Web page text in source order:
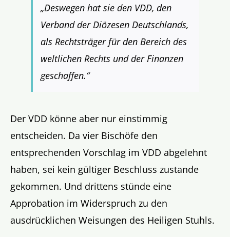
„Deswegen hat sie den VDD, den
Verband der Diözesen Deutschlands,
als Rechtsträger für den Bereich des
weltlichen Rechts und der Finanzen
geschaffen.“
Der VDD könne aber nur einstimmig
entscheiden. Da vier Bischöfe den
entsprechenden Vorschlag im VDD abgelehnt
haben, sei kein gültiger Beschluss zustande
gekommen. Und drittens stünde eine
Approbation im Widerspruch zu den
ausdrücklichen Weisungen des Heiligen Stuhls.